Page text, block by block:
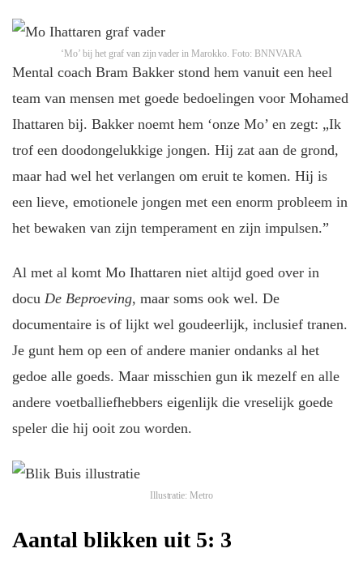
‘Mo’ bij het graf van zijn vader in Marokko. Foto: BNNVARA
Mental coach Bram Bakker stond hem vanuit een heel
team van mensen met goede bedoelingen voor Mohamed
Ihattaren bij. Bakker noemt hem ‘onze Mo’ en zegt: „Ik
trof een doodongelukkige jongen. Hij zat aan de grond,
maar had wel het verlangen om eruit te komen. Hij is
een lieve, emotionele jongen met een enorm probleem in
het bewaken van zijn temperament en zijn impulsen.”
Al met al komt Mo Ihattaren niet altijd goed over in
docu De Beproeving, maar soms ook wel. De
documentaire is of lijkt wel goudeerlijk, inclusief tranen.
Je gunt hem op een of andere manier ondanks al het
gedoe alle goeds. Maar misschien gun ik mezelf en alle
andere voetballiefhebbers eigenlijk die vreselijk goede
speler die hij ooit zou worden.
Illustratie: Metro
Aantal blikken uit 5: 3